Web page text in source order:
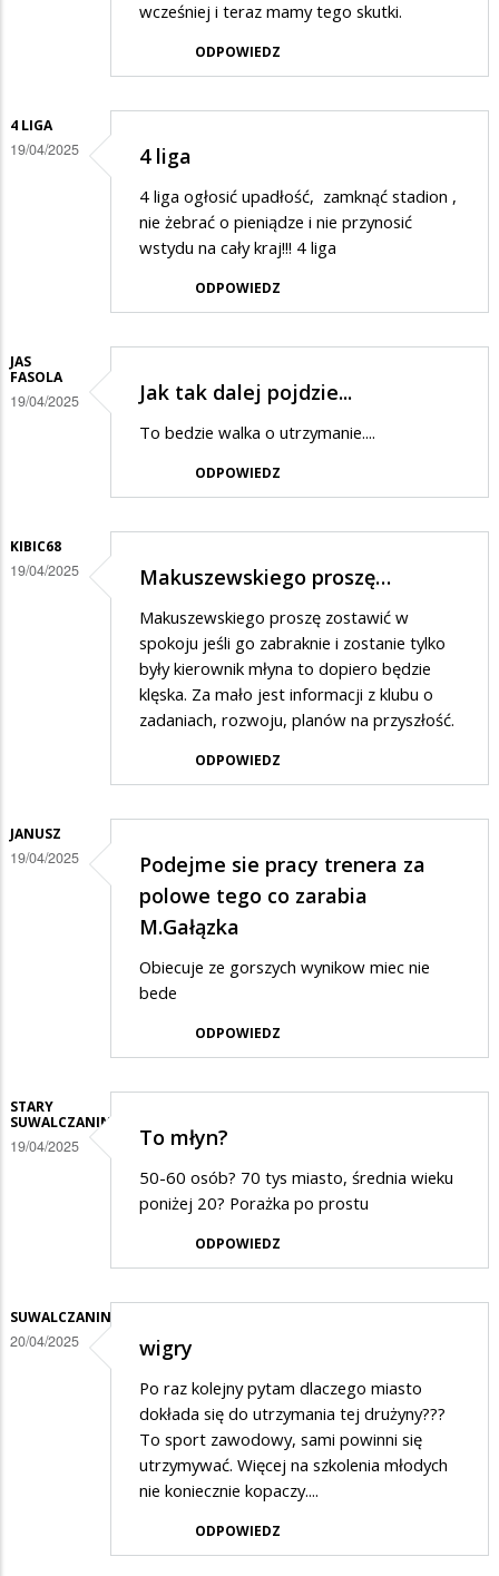
wcześniej i teraz mamy tego skutki.
ODPOWIEDZ
4 LIGA
19/04/2025 4 liga
4 liga ogłosić upadłość, zamknąć stadion ,
nie żebrać o pieniądze i nie przynosić
wstydu na cały kraj!!! 4 liga
ODPOWIEDZ
JAS
FASOLA
19/04/2025 Jak tak dalej pojdzie...
To bedzie walka o utrzymanie....
ODPOWIEDZ
KIBIC68
19/04/2025 Makuszewskiego proszę…
Makuszewskiego proszę zostawić w
spokoju jeśli go zabraknie i zostanie tylko
były kierownik młyna to dopiero będzie
klęska. Za mało jest informacji z klubu o
zadaniach, rozwoju, planów na przyszłość.
ODPOWIEDZ
JANUSZ
19/04/2025
Podejme sie pracy trenera za
polowe tego co zarabia
M.Gałązka
Obiecuje ze gorszych wynikow miec nie
bede
ODPOWIEDZ
STARY
SUWALCZANIN
19/04/2025 To młyn?
50-60 osób? 70 tys miasto, średnia wieku
poniżej 20? Porażka po prostu
ODPOWIEDZ
SUWALCZANIN
20/04/2025 wigry
Po raz kolejny pytam dlaczego miasto
dokłada się do utrzymania tej drużyny???
To sport zawodowy, sami powinni się
utrzymywać. Więcej na szkolenia młodych
nie koniecznie kopaczy....
ODPOWIEDZ